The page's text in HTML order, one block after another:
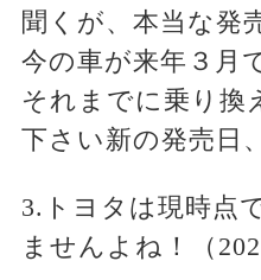
聞くが、本当な発
今の車が来年３月
それまでに乗り換
下さい新の発売日
3.トヨタは現時点
ませんよね！（